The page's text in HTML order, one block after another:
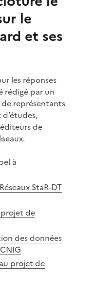
le
et ses
les réponses
rédigé par un
représentants
de
à
StaR-DT
de
des données
projet de